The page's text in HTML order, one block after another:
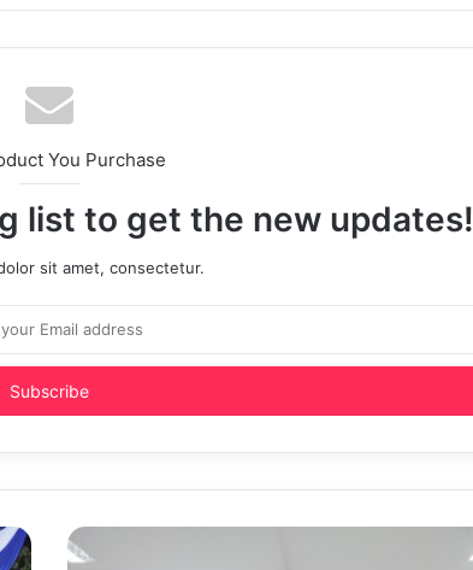
You Purchase
list to get the new updates!
sit amet, consectetur.